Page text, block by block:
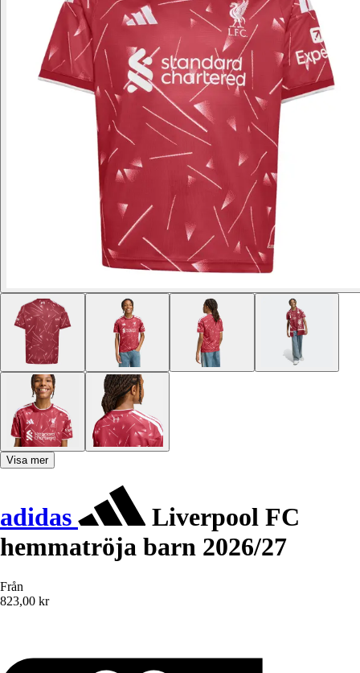
Visa mer
adidas
Liverpool FC
hemmatröja barn 2026/27
Från
823,00 kr